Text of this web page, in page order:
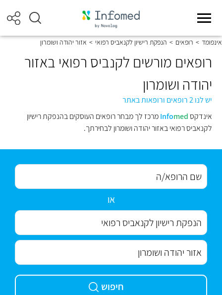
אינפומד > רופאים > הנפקת רישיון לקנאביס רפואי > אזור יהודה ושומרון
רופאים מורשים לקנביס רפואי באזור
יהודה ושומרון
יש לנו 2 רופאים ורופאות באתר
אינדקס
Infomed
מרכז לך מבחר רופאים העוסקים בהנפקת רישיון
לקנאביס רפואי באזור יהודה ושומרון לבחירתך.
או
חיפוש